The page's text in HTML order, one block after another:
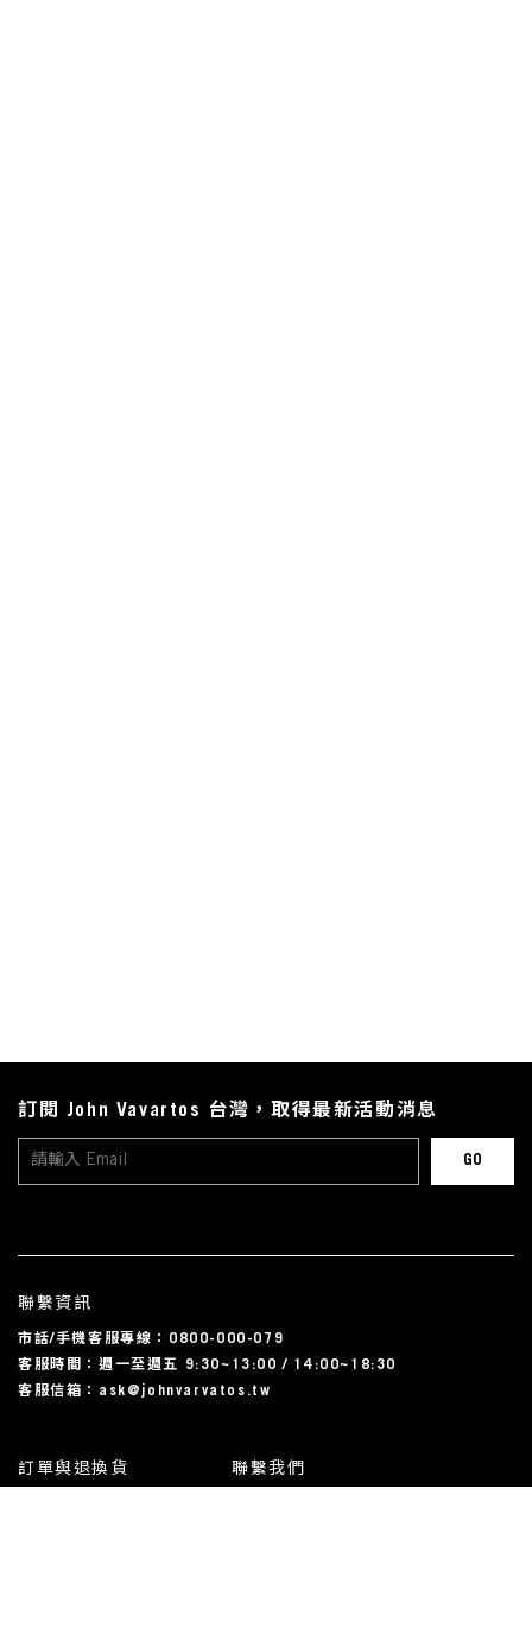
訂單與退換貨 聯繫我們
聯繫資訊
市話/手機客服專線：0800-000-079
客服時間：週一至週五 9:30~13:00 / 14:00~18:30
客服信箱：ask@johnvarvatos.tw
訂閱 John Vavartos 台灣，取得最新活動消息